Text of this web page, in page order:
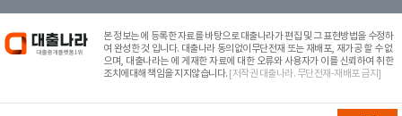
본 정보는에 등록한 자료를 바탕으로 대출나라가 편집 및 그 표현방법을 수정하
여 완성한 것 입니다. 대출나라 동의없이무단전재 또는 재배포, 재가공 할 수 없
으며, 대출나라는 에 게재한 자료에 대한 오류와 사용자가 이를 신뢰하여 취한
조치에대해 책임을 지지않습니다. [저작권 대출나라. 무단전재-재배포 금지]